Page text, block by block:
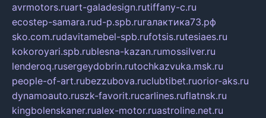
avrmotors.ruart-galadesign.rutiffany-c.ru
ecostep-samara.rud-p.spb.ruгалактика73.рф
sko.com.rudavitamebel-spb.rufotsis.rutesiaes.ru
kokoroyari.spb.rublesna-kazan.rumossilver.ru
lenderoq.rusergeydobrin.rutochkazvuka.msk.ru
people-of-art.rubezzubova.ruclubtibet.ruorior-aks.ru
dynamoauto.ruszk-favorit.rucarlines.ruflatnsk.ru
kingbolenskaner.rualex-motor.ruastroline.net.ru